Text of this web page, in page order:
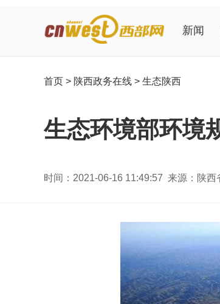
新闻
首页 > 陕西政务在线 > 生态陕西
生态环境部环境
时间：2021-06-16 11:49:57 来源：陕西